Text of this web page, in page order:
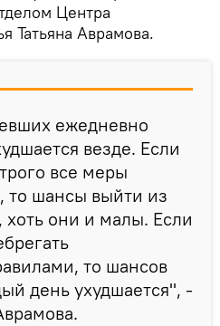
Центра
Татьяна Аврамова.
ежедневно
везде. Если
все меры
то шансы выйти из
хоть они и малы. Если
то шансов
день ухудшается", -